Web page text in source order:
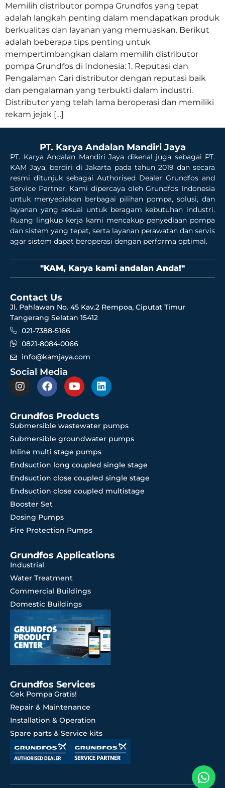
Memilih distributor pompa Grundfos yang tepat
adalah langkah penting dalam mendapatkan produk
berkualitas dan layanan yang memuaskan. Berikut
adalah beberapa tips penting untuk
mempertimbangkan dalam memilih distributor
pompa Grundfos di Indonesia: 1. Reputasi dan
Pengalaman Cari distributor dengan reputasi baik
dan pengalaman yang terbukti dalam industri.
Distributor yang telah lama beroperasi dan memiliki
rekam jejak […]
PT. Karya Andalan Mandiri Jaya
PT. Karya Andalan Mandiri Jaya dikenal juga sebagai PT.
KAM Jaya, berdiri di Jakarta pada tahun 2019 dan secara
resmi ditunjuk sebagai Authorised Dealer Grundfos and
Service Partner. Kami dipercaya oleh Grundfos Indonesia
untuk menyediakan berbagai pilihan pompa, solusi, dan
layanan yang sesuai untuk beragam kebutuhan industri.
Ruang lingkup kerja kami mencakup penyediaan pompa
dan sistem yang tepat, serta layanan perawatan dan servis
agar sistem dapat beroperasi dengan performa optimal.
"KAM, Karya kami andalan Anda!"
Contact Us
Jl. Pahlawan No. 45 Kav.2 Rempoa, Ciputat Timur
Tangerang Selatan 15412
021-7388-5166
0821-8084-0066
info@kamjaya.com
Social Media
Grundfos Products
Submersible wastewater pumps
Submersible groundwater pumps
Inline multi stage pumps
Endsuction long coupled single stage
Endsuction close coupled single stage
Endsuction close coupled multistage
Booster Set
Dosing Pumps
Fire Protection Pumps
Grundfos Applications
Industrial
Water Treatment
Commercial Buildings
Domestic Buildings
Grundfos Services
Cek Pompa Gratis!
Repair & Maintenance
Installation & Operation
Spare parts & Service kits